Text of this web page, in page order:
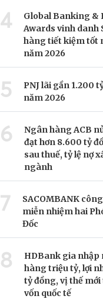
4
Global Banking &
Awards vinh danh
hàng tiết kiệm tốt
năm 2026
5
PNJ lãi gần 1.200
năm 2026
6
Ngân hàng ACB
đạt hơn 8.600 tỷ
sau thuế, tỷ lệ nợ
ngành
7
SACOMBANK
miễn nhiệm hai
Đốc
8
HDBank gia
hàng triệu tỷ, lợi
tỷ đồng, vị thế
vốn quốc tế